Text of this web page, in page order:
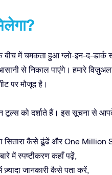
में चमकता हुआ ग्लो-इन-द-डार्क
से निकाल पाएंगे। हमारे
पर मौजूद है।
को दर्शाते हैं। इस सूचना से
सितारा कैसे ढूंढें और One Million
में स्पष्टीकरण कहाँ पढ़ें,
जानकारी कैसे पता करें,